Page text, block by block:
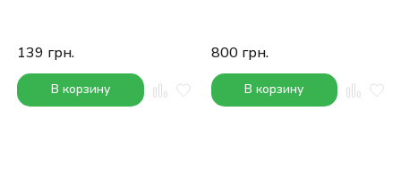
139 грн.
В корзину
800 грн.
В корзину